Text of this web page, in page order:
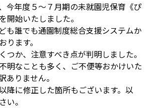
今年度５～７月期の未就園児保育《ぴ
開始いたしました。
も誰でも通園制度総合支援システムか
ります。
つか、注意すべき点が判明しました。
明なことも多く、ご不便等おかけいた
ありません。
降に修正した箇所もございます。以
い。